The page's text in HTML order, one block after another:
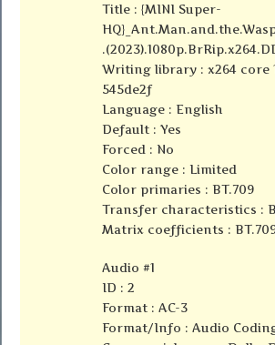
Title : {MINI Super-
Writing library : x264 core
545de2f
Language : English
Default : Yes
Forced : No
Color range : Limited
Color primaries : BT.709
Transfer characteristics :
Matrix coefficients :
Audio #1
ID : 2
Format : AC-3
Format/Info : Audio